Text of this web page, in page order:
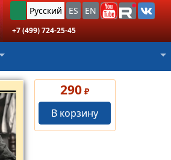
Русский ES EN
+7 (499) 724-25-45
290 ₽
В корзину